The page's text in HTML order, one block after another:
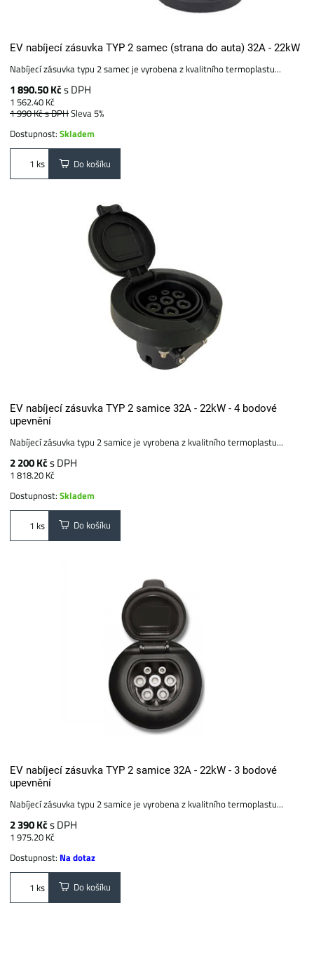
EV nabíjecí zásuvka TYP 2 samec (strana do auta) 32A - 22kW
Nabíjecí zásuvka typu 2 samec je vyrobena z kvalitního termoplastu...
1 890.50 Kčs DPH
1 562.40 Kč
1 990 Kčs DPHSleva 5%
Dostupnost:Skladem
ks Do košíku
EV nabíjecí zásuvka TYP 2 samice 32A - 22kW - 4 bodové
upevnění
Nabíjecí zásuvka typu 2 samice je vyrobena z kvalitního termoplastu...
2 200 Kčs DPH
1 818.20 Kč
Dostupnost:Skladem
ks Do košíku
EV nabíjecí zásuvka TYP 2 samice 32A - 22kW - 3 bodové
upevnění
Nabíjecí zásuvka typu 2 samice je vyrobena z kvalitního termoplastu...
2 390 Kčs DPH
1 975.20 Kč
Dostupnost: Na dotaz
ks Do košíku